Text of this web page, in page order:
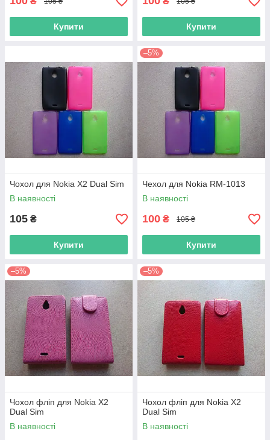
Купити Купити
Чохол для Nokia X2 Dual Sim
В наявності
105 ₴
Купити
–5%
Чехол для Nokia RM-1013
В наявності
100 ₴ 105 ₴
Купити
–5%
Чохол фліп для Nokia X2
Dual Sim
В наявності
–5%
Чохол фліп для Nokia X2
Dual Sim
В наявності